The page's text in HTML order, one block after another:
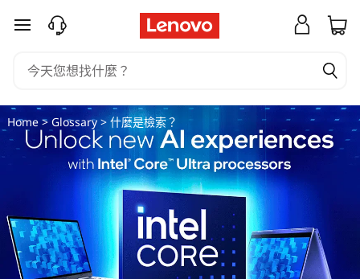
什
檢
索
跳至主要內容
Home> Glossary> 什麼是檢索？